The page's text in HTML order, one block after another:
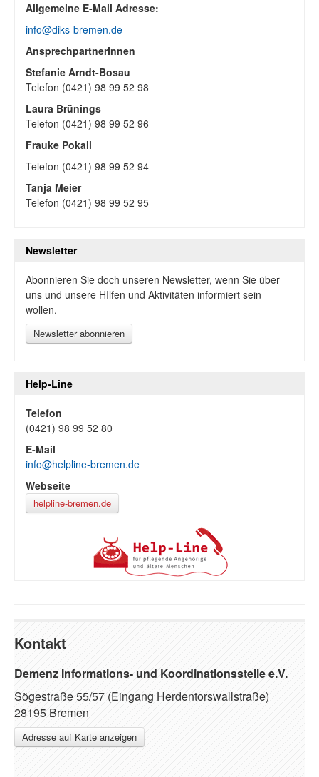
Allgemeine E-Mail Adresse:
info@diks-bremen.de
AnsprechpartnerInnen
Stefanie Arndt-Bosau
Telefon (0421) 98 99 52 98
Laura Brünings
Telefon (0421) 98 99 52 96
Frauke Pokall
Telefon (0421) 98 99 52 94
Tanja Meier
Telefon (0421) 98 99 52 95
Newsletter
Abonnieren Sie doch unseren Newsletter, wenn Sie über
uns und unsere HIlfen und Aktivitäten informiert sein
wollen.
Newsletter abonnieren
Help-Line
Telefon
(0421) 98 99 52 80
E-Mail
info@helpline-bremen.de
Webseite
helpline-bremen.de
Kontakt
Demenz Informations- und Koordinationsstelle e.V.
Sögestraße 55/57 (Eingang Herdentorswallstraße)
28195 Bremen
Adresse auf Karte anzeigen